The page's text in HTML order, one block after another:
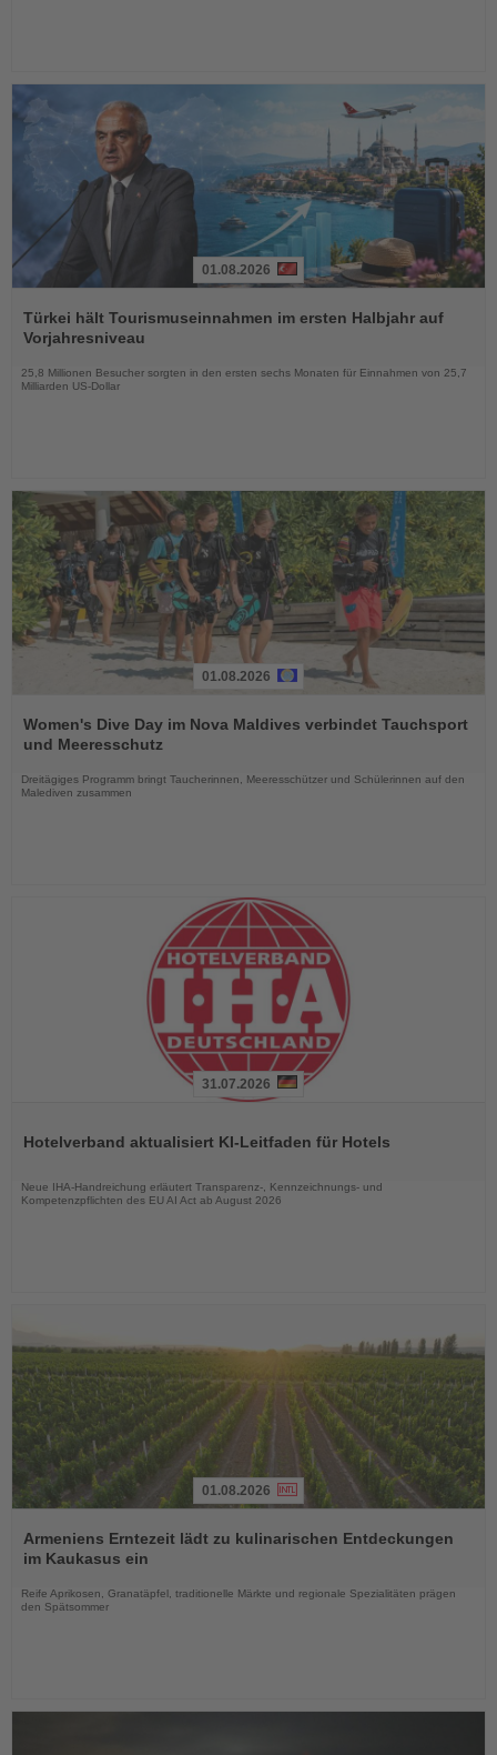
Sie
die
Nachrichten
01.08.2026
Türkei hält Tourismuseinnahmen im ersten Halbjahr auf
Vorjahresniveau
25,8 Millionen Besucher sorgten in den ersten sechs Monaten für Einnahmen von 25,7
Milliarden US-Dollar
Sie
die
01.08.2026
Women's Dive Day im Nova Maldives verbindet Tauchsport
und Meeresschutz
Dreitägiges Programm bringt Taucherinnen, Meeresschützer und Schülerinnen auf den
Malediven zusammen
die
31.07.2026
Hotelverband aktualisiert KI-Leitfaden für Hotels
Neue IHA-Handreichung erläutert Transparenz-, Kennzeichnungs- und
Kompetenzpflichten des EU AI Act ab August 2026
Sie
die
01.08.2026
Armeniens Erntezeit lädt zu kulinarischen Entdeckungen
im Kaukasus ein
Reife Aprikosen, Granatäpfel, traditionelle Märkte und regionale Spezialitäten prägen
den Spätsommer